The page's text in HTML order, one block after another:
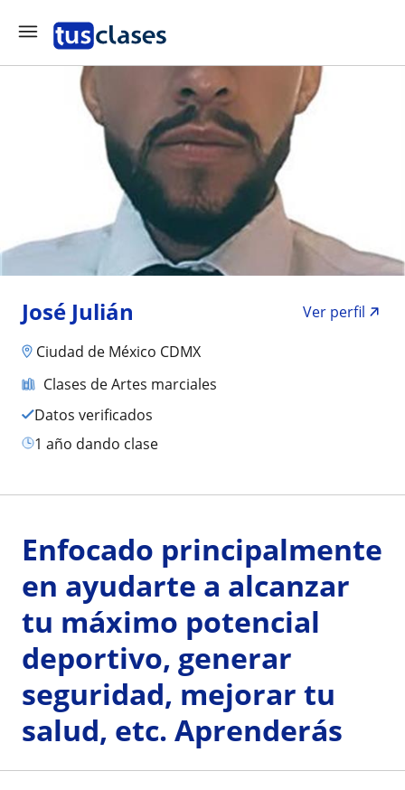
José Julián
Ver perfil
Ciudad de México CDMX
Clases de Artes marciales
Datos verificados
1 año dando clase
Enfocado principalmente
en ayudarte a alcanzar
tu máximo potencial
deportivo, generar
seguridad, mejorar tu
salud, etc. Aprenderás